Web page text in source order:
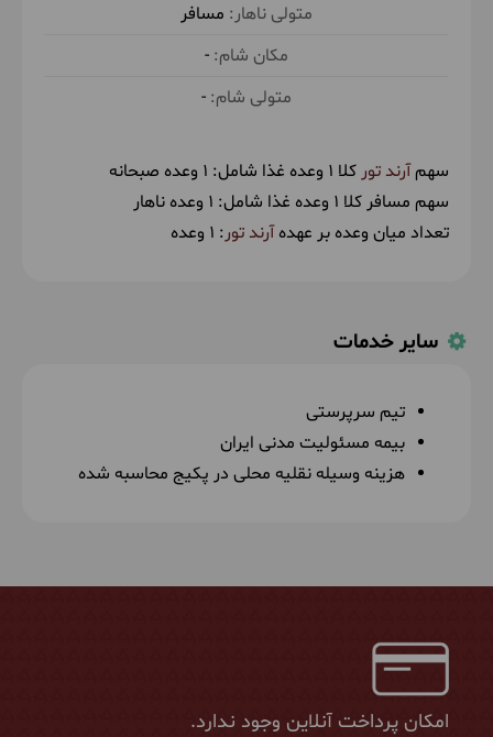
مسافر
-
-
سهمآرند تور کلا 1 وعده غذا شامل:
1 وعده صبحانه
سهم مسافر کلا 1 وعده غذا شامل:
1 وعده ناهار
تعداد میان وعده بر عهدهآرند تور: 1 وعده
سایر خدمات
تیم سرپرستی
بیمه مسئولیت مدنی ایران
هزینه وسیله نقلیه محلی در پکیج محاسبه شده
امکان پرداخت آنلاین وجود ندارد.